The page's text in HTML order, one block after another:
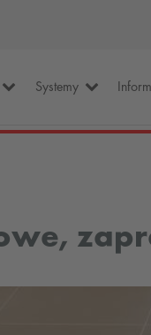
Systemy